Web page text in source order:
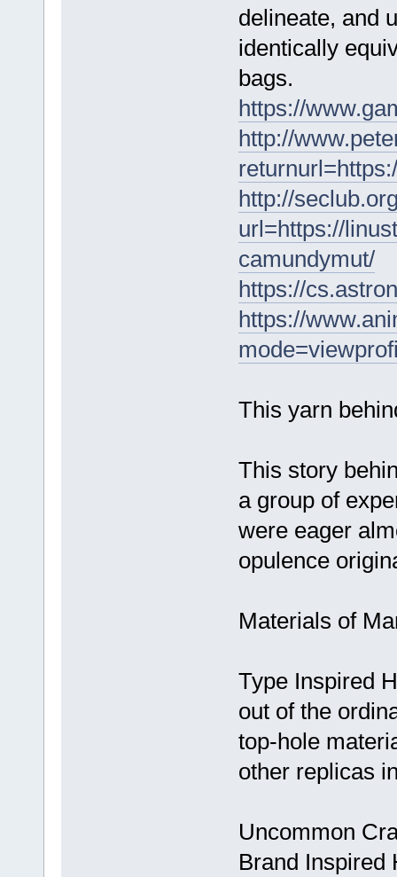
delineate, and
identically
bags.
https://
http://
http://
url=https://
camundymut/
https://
https://
This yarn
This story
a group of
were eager
opulence
Materials of
Type Inspired
out of the
top-hole
other replicas
Uncommon
Brand Inspired